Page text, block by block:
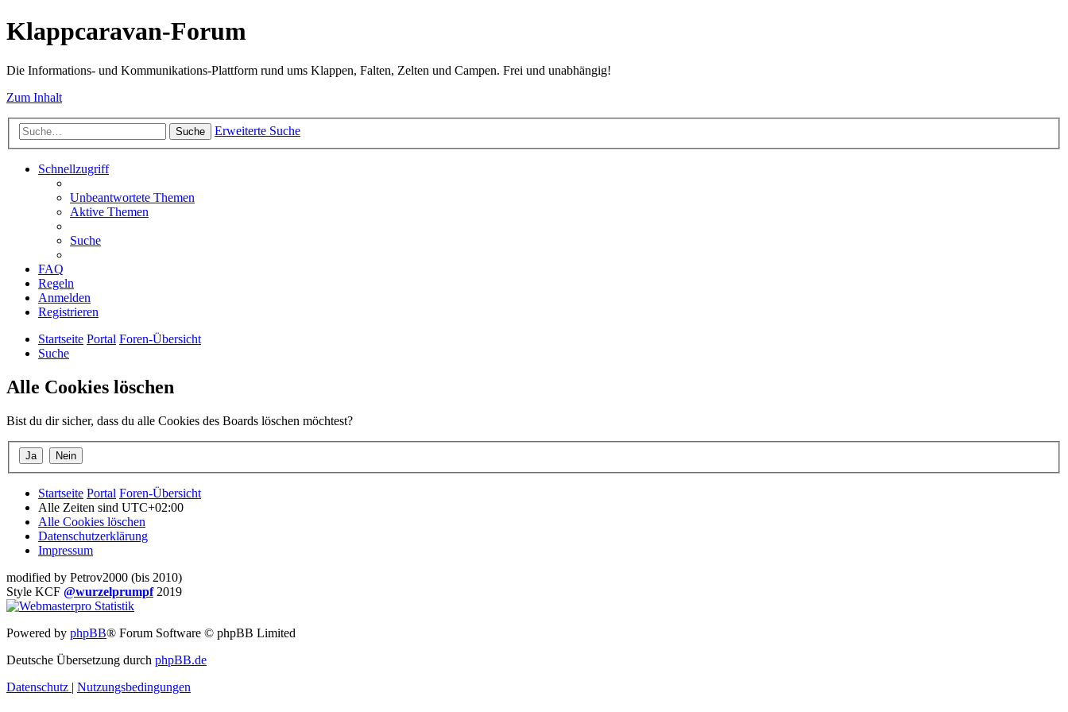
Klappcaravan-Forum
Die Informations- und Kommunikations-Plattform rund ums Klappen, Falten, Zelten und Campen. Frei und unabhängig!
Zum Inhalt
Suche Erweiterte Suche
Schnellzugriff
Unbeantwortete Themen
Aktive Themen
Suche
FAQ
Regeln
Anmelden
Registrieren
Startseite Portal Foren-Übersicht
Suche
Alle Cookies löschen
Bist du dir sicher, dass du alle Cookies des Boards löschen möchtest?
Startseite Portal Foren-Übersicht
Alle Zeiten sind UTC+02:00
Alle Cookies löschen
Datenschutzerklärung
Impressum
modified by Petrov2000 (bis 2010)
Style KCF @wurzelprumpf2019
Powered by phpBB® Forum Software © phpBB Limited
Deutsche Übersetzung durch phpBB.de
Datenschutz | Nutzungsbedingungen